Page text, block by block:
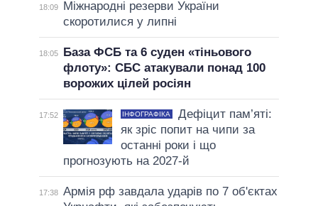
18:09
Міжнародні резерви України
скоротилися у липні
18:05
База ФСБ та 6 суден «тіньового
флоту»: СБС атакували понад 100
ворожих цілей росіян
17:52 ІНФОГРАФІКА
Дефіцит пам’яті:
як зріс попит на чипи за
останні роки і що
прогнозують на 2027-й
17:38 Армія рф завдала ударів по 7 об'єктах